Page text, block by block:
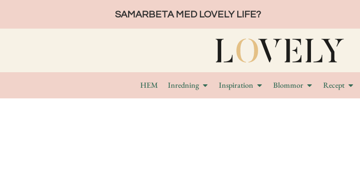
SAMARBETA MED LOVELY LIFE?
HEM Inredning Inspiration Blommor Recept